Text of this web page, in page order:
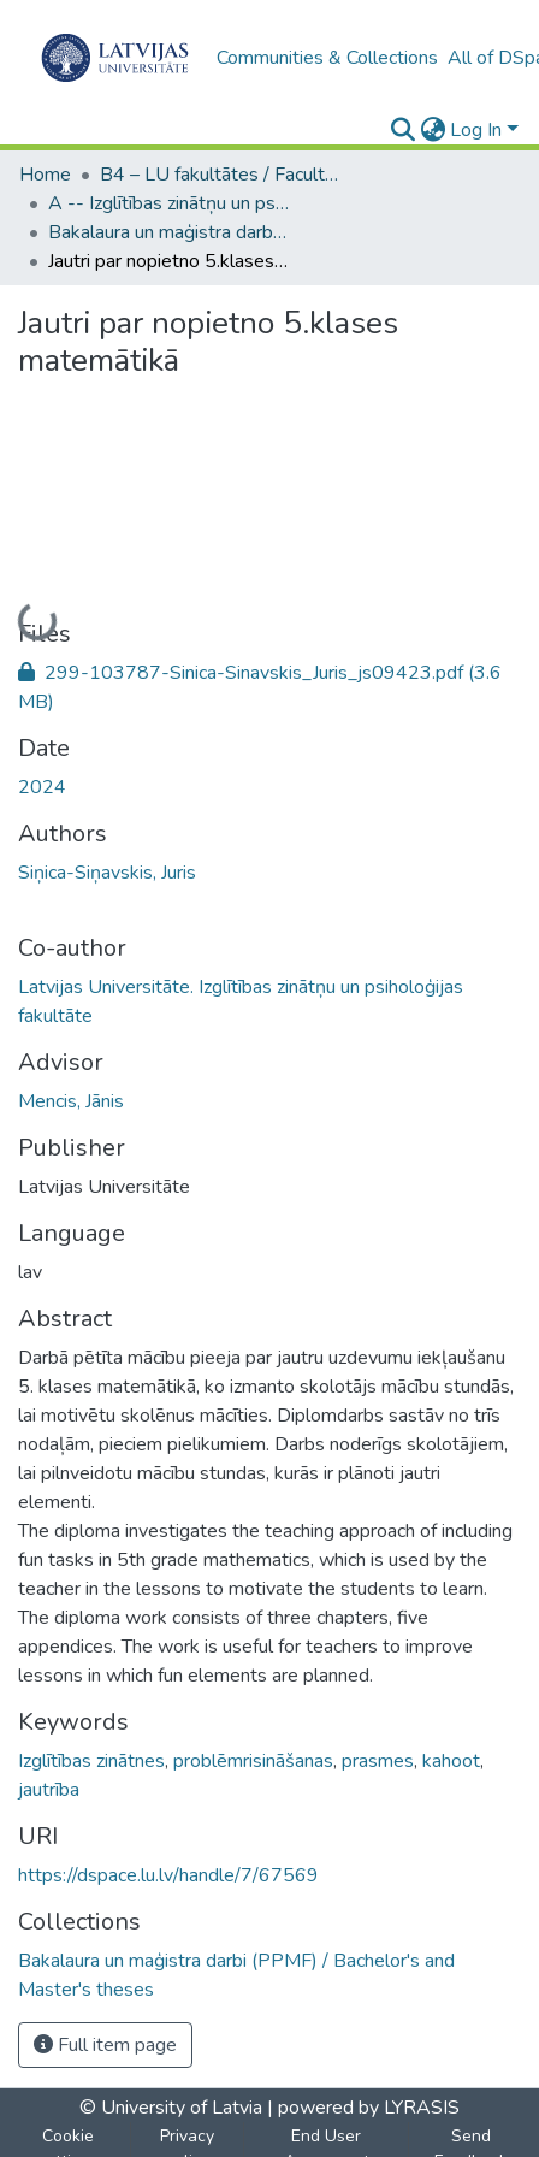
Communities & Collections All of
Log In
Home
B4 – LU fakultātes / Faculties of the UL
A -- Izglītības zinātņu un psiholoģijas fakultāte / Faculty of Education Sciences and Psychology
Bakalaura un maģistra darbi (PPMF) / Bachelor's and Master's theses
Jautri par nopietno 5.klases matemātikā
Jautri par nopietno 5.klases
matemātikā
Loading...
Files
299-103787-Sinica-Sinavskis_Juris_js09423.pdf(3.6
MB)
Date
2024
Authors
Siņica-Siņavskis, Juris
Co-author
Latvijas Universitāte. Izglītības zinātņu un psiholoģijas
fakultāte
Advisor
Mencis, Jānis
Publisher
Latvijas Universitāte
Language
lav
Abstract
Darbā pētīta mācību pieeja par jautru uzdevumu iekļaušanu
5. klases matemātikā, ko izmanto skolotājs mācību stundās,
lai motivētu skolēnus mācīties. Diplomdarbs sastāv no trīs
nodaļām, pieciem pielikumiem. Darbs noderīgs skolotājiem,
lai pilnveidotu mācību stundas, kurās ir plānoti jautri
elementi.
The diploma investigates the teaching approach of including
fun tasks in 5th grade mathematics, which is used by the
teacher in the lessons to motivate the students to learn.
The diploma work consists of three chapters, five
appendices. The work is useful for teachers to improve
lessons in which fun elements are planned.
Keywords
Izglītības zinātnes, problēmrisināšanas, prasmes, kahoot,
jautrība
URI
https://dspace.lu.lv/handle/7/67569
Collections
Bakalaura un maģistra darbi (PPMF) / Bachelor's and
Master's theses
Full item page
© University of Latvia | powered by LYRASIS
Cookie
Privacy
End User
Send